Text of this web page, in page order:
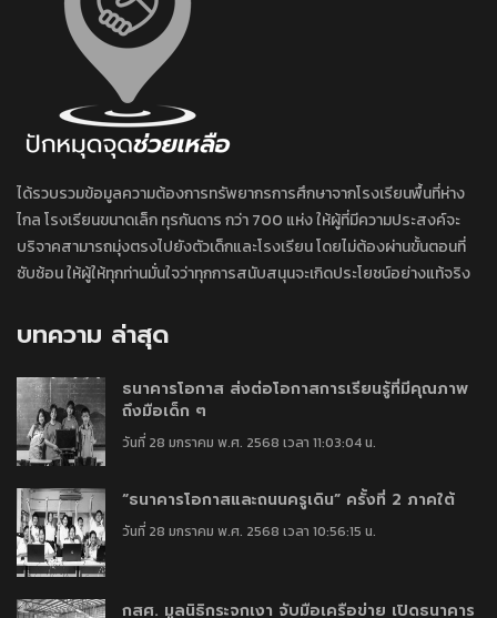
ได้รวบรวมข้อมูลความต้องการทรัพยากรการศึกษาจากโรงเรียนพื้นที่ห่าง
ไกล โรงเรียนขนาดเล็ก ทุรกันดาร กว่า 700 แห่ง ให้ผู้ที่มีความประสงค์จะ
บริจาคสามารถมุ่งตรงไปยังตัวเด็กและโรงเรียน โดยไม่ต้องผ่านขั้นตอนที่
ซับซ้อน ให้ผู้ให้ทุกท่านมั่นใจว่าทุกการสนับสนุนจะเกิดประโยชน์อย่างแท้จริง
บทความ ล่าสุด
ธนาคารโอกาส ส่งต่อโอกาสการเรียนรู้ที่มีคุณภาพ
ถึงมือเด็ก ๆ
วันที่ 28 มกราคม พ.ศ. 2568 เวลา 11:03:04 น.
“ธนาคารโอกาสและถนนครูเดิน” ครั้งที่ 2 ภาคใต้
วันที่ 28 มกราคม พ.ศ. 2568 เวลา 10:56:15 น.
กสศ. มูลนิธิกระจกเงา จับมือเครือข่าย เปิดธนาคาร